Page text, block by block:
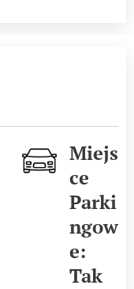
Miejs
ce
Parki
ngow
e:
Tak